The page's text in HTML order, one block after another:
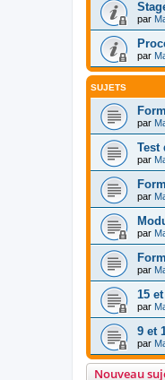
par
par
SUJETS
par
Test
par
par
par
par
15
par
9 et
par
Nouveau